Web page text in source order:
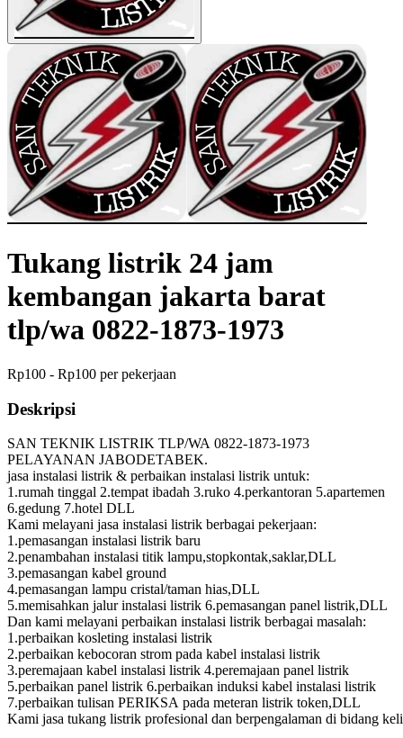
Tukang listrik 24 jam
kembangan jakarta barat
tlp/wa 0822-1873-1973
Rp100 - Rp100 per pekerjaan
Deskripsi
SAN TEKNIK LISTRIK TLP/WA 0822-1873-1973
PELAYANAN JABODETABEK.
jasa instalasi listrik & perbaikan instalasi listrik untuk:
1.rumah tinggal 2.tempat ibadah 3.ruko 4.perkantoran 5.apartemen
6.gedung 7.hotel DLL
Kami melayani jasa instalasi listrik berbagai pekerjaan:
1.pemasangan instalasi listrik baru
2.penambahan instalasi titik lampu,stopkontak,saklar,DLL
3.pemasangan kabel ground
4.pemasangan lampu cristal/taman hias,DLL
5.memisahkan jalur instalasi listrik 6.pemasangan panel listrik,DLL
Dan kami melayani perbaikan instalasi listrik berbagai masalah:
1.perbaikan kosleting instalasi listrik
2.perbaikan kebocoran strom pada kabel instalasi listrik
3.peremajaan kabel instalasi listrik 4.peremajaan panel listrik
5.perbaikan panel listrik 6.perbaikan induksi kabel instalasi listrik
7.perbaikan tulisan PERIKSA pada meteran listrik token,DLL
Kami jasa tukang listrik profesional dan berpengalaman di bidang